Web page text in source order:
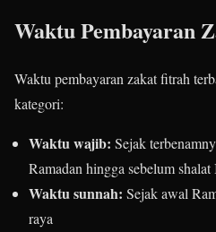
Waktu Pembayaran
Waktu pembayaran zakat fitrah
kategori:
Waktu wajib: Sejak
Ramadan hingga sebelum
Waktu sunnah: Sejak awal
raya